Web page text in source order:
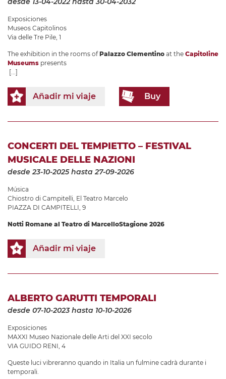
Exposiciones
Museos Capitolinos
Via delle Tre Pile, 1
The exhibition in the rooms ofPalazzo Clementino at the Capitoline
Museums presents
[...]
Añadir mi viaje Buy
CONCERTI DEL TEMPIETTO – FESTIVAL
MUSICALE DELLE NAZIONI
desde 23-10-2025hasta 27-09-2026
Música
Chiostro di Campitelli, El Teatro Marcelo
PIAZZA DI CAMPITELLI, 9
Notti Romane al Teatro di MarcelloStagione 2026
Añadir mi viaje
ALBERTO GARUTTI TEMPORALI
desde 07-10-2023hasta 10-10-2026
Exposiciones
MAXXI Museo Nazionale delle Arti del XXI secolo
VIA GUIDO RENI, 4
Queste luci vibreranno quando in Italia un fulmine cadrà durante i
temporali.